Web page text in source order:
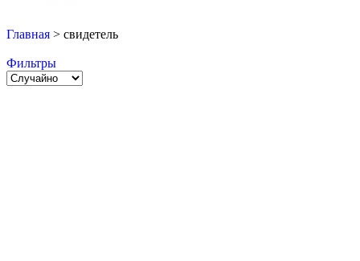
Главная > свидетель
Фильтры